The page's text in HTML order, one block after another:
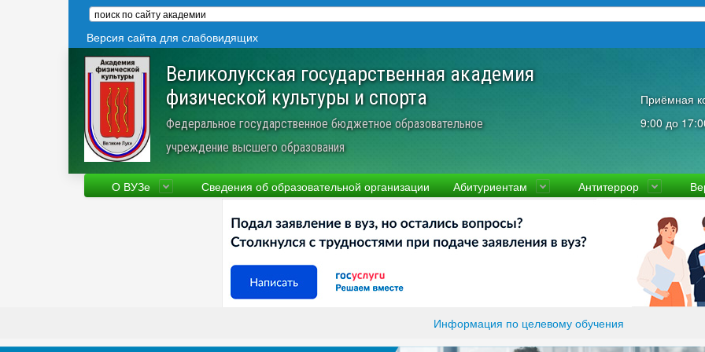
Версия сайта для слабовидящих
Великолукская государственная академия
физической культуры и спорта
Федеральное государственное бюджетное образовательное
учреждение высшего образования
Приёмная
9:00 до
О ВУЗе
Сведения об образовательной
Факультеты
Руководство
Преподаватели и сотрудники
Научная деятельность
Противодействие коррупции Прочие документы
Сведения об образовательной организации Абитуриентам
Приемная комиссия
Стоимость
Антитеррор
Правовая
Информация
Информация по целевому обучения